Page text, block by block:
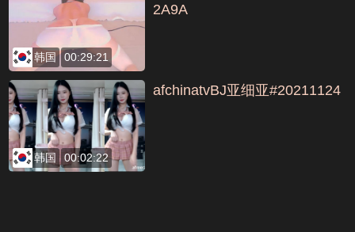
韩国 00:29:21
2A9A
韩国 00:02:22
afchinatvBJ亚细亚#20211124